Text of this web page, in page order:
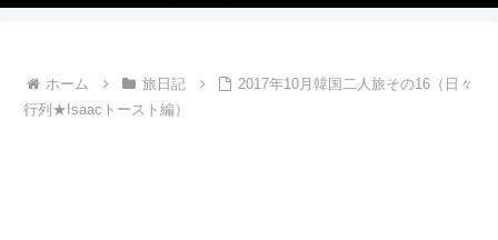
ホーム 旅日記
2017年10月韓国二人旅その16（日々
行列★Isaacトースト編）